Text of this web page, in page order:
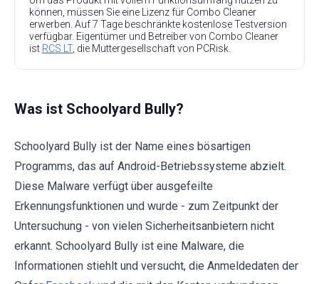
können, müssen Sie eine Lizenz für Combo Cleaner
erwerben. Auf 7 Tage beschränkte kostenlose Testversion
verfügbar. Eigentümer und Betreiber von Combo Cleaner
ist RCS LT, die Muttergesellschaft von PCRisk.
Was ist Schoolyard Bully?
Schoolyard Bully ist der Name eines bösartigen
Programms, das auf Android-Betriebssysteme abzielt.
Diese Malware verfügt über ausgefeilte
Erkennungsfunktionen und wurde - zum Zeitpunkt der
Untersuchung - von vielen Sicherheitsanbietern nicht
erkannt. Schoolyard Bully ist eine Malware, die
Informationen stiehlt und versucht, die Anmeldedaten der